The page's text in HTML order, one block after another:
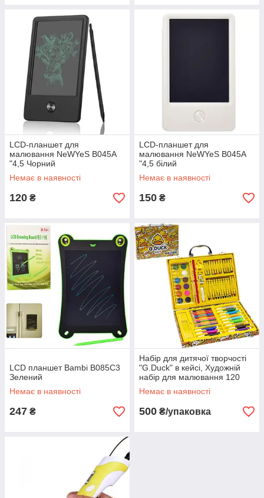
LCD-планшет для
малювання NeWYeS B045A
"4,5 Чорний
Немає в наявності
120 ₴
LCD-планшет для
малювання NeWYeS B045A
"4,5 білий
Немає в наявності
150 ₴
LCD планшет Bambi B085C3
Зелений
Немає в наявності
247 ₴
Набір для дитячої творчості
"G.Duck" в кейсі, Художній
набір для малювання 120
предметів
Немає в наявності
500 ₴/упаковка